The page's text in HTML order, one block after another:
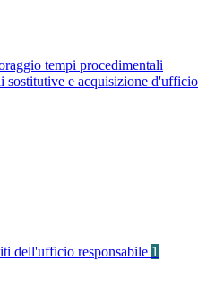
tempi procedimentali
sostitutive e acquisizione d'ufficio
dell'ufficio responsabile 1